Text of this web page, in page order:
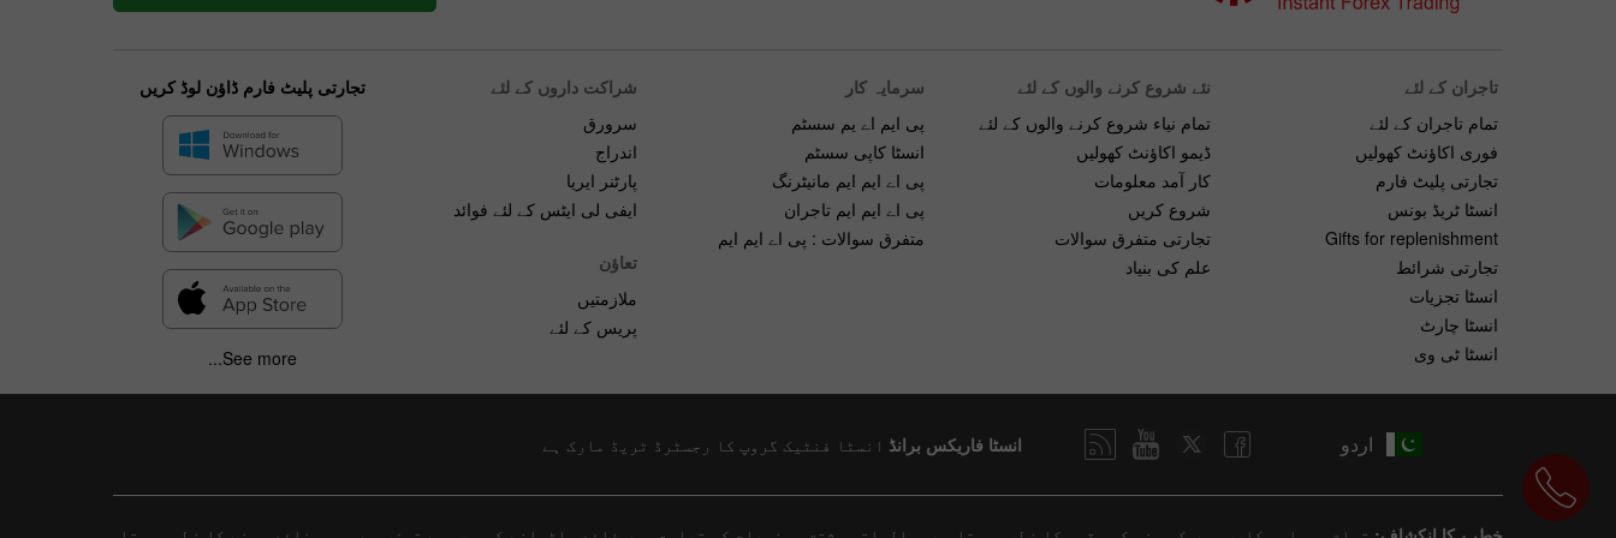
تاجران کے لئے
تمام تاجران کے لئے
فوری اکاؤنٹ کھولیں
تجارتی پلیٹ فارم
انسٹا ٹریڈ بونس
Gifts for replenishment
تجارتی شرائط
انسٹا تجزیات
انسٹا چارٹ
انسٹا ٹی وی
نئے شروع کرنے والوں کے لئے
تمام نیاء شروع کرنے والوں کے لئے
ڈیمو اکاؤنٹ کھولیں
کار آمد معلومات
شروع کریں
تجارتی متفرق سوالات
علم کی بنیاد
سرمایہ کار
پی ایم اے یم سسٹم
انسٹا کاپی سسٹم
پی اے ایم ایم مانیٹرنگ
پی اے ایم ایم تاجران
متفرق سوالات : پی اے ایم ایم
شراکت داروں کے لئے
سرورق
اندراج
پارٹنر ایریا
ایفی لی ایٹس کے لئے فوائد
تعاؤن
ملازمتیں
پریس کے لئے
تجارتی پلیٹ فارم ڈاؤن لوڈ کریں
See more...
اردو انسٹا فاریکس برانڈ انسٹا فنٹیک گروپ کا رجسٹرڈ ٹریڈ مارک ہے